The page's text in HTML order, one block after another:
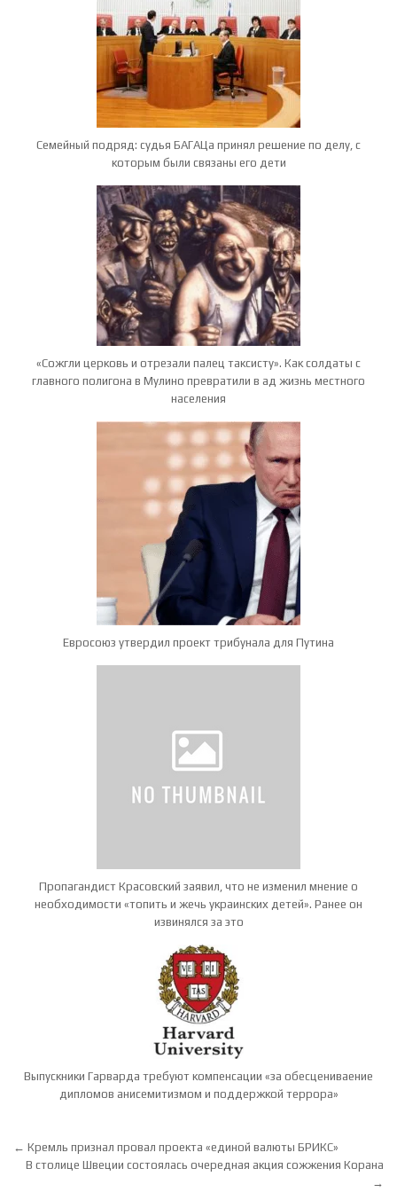
Семейный подряд: судья БАГАЦа принял решение по делу, с
которым были связаны его дети
«Сожгли церковь и отрезали палец таксисту». Как солдаты с
главного полигона в Мулино превратили в ад жизнь местного
населения
Евросоюз утвердил проект трибунала для Путина
Пропагандист Красовский заявил, что не изменил мнение о
необходимости «топить и жечь украинских детей». Ранее он
извинялся за это
Выпускники Гарварда требуют компенсации «за обесцениваение
дипломов анисемитизмом и поддержкой террора»
Навигация по записям
← Кремль признал провал проекта «единой валюты БРИКС»
В столице Швеции состоялась очередная акция сожжения Корана
→